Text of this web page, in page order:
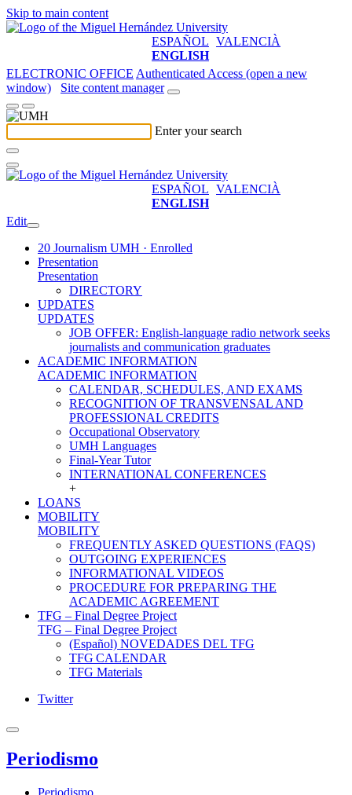
Skip to main content
ESPAÑOL VALENCIÀ
ENGLISH
ELECTRONIC OFFICE Authenticated Access (open a new
window)
Site content manager
Enter your search
ESPAÑOL VALENCIÀ
ENGLISH
Edit
20 Journalism UMH · Enrolled
Presentation
Presentation
DIRECTORY
UPDATES
UPDATES
JOB OFFER: English-language radio network seeks
journalists and communication graduates
ACADEMIC INFORMATION
ACADEMIC INFORMATION
CALENDAR, SCHEDULES, AND EXAMS
RECOGNITION OF TRANSVENSAL AND
PROFESSIONAL CREDITS
Occupational Observatory
UMH Languages
Final-Year Tutor
INTERNATIONAL CONFERENCES
+
LOANS
MOBILITY
MOBILITY
FREQUENTLY ASKED QUESTIONS (FAQS)
OUTGOING EXPERIENCES
INFORMATIONAL VIDEOS
PROCEDURE FOR PREPARING THE
ACADEMIC AGREEMENT
TFG – Final Degree Project
TFG – Final Degree Project
(Español) NOVEDADES DEL TFG
TFG CALENDAR
TFG Materials
Twitter
Periodismo
Periodismo